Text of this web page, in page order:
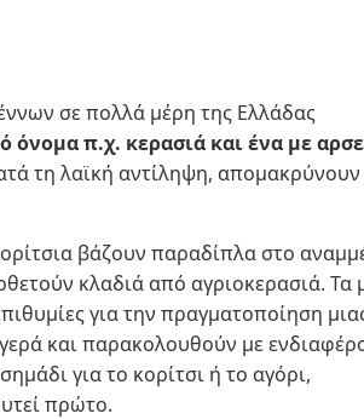
σε πολλά μέρη της Ελλάδας
π.χ. κερασιά και ένα με
τη λαϊκή αντίληψη, απομακρύνουν
βάζουν παραδίπλα στο
κλαδιά από αγριοκερασιά. Τα
για την πραγματοποίηση
και παρακολουθούν με
για το κορίτσι ή το αγόρι,
πρώτο.